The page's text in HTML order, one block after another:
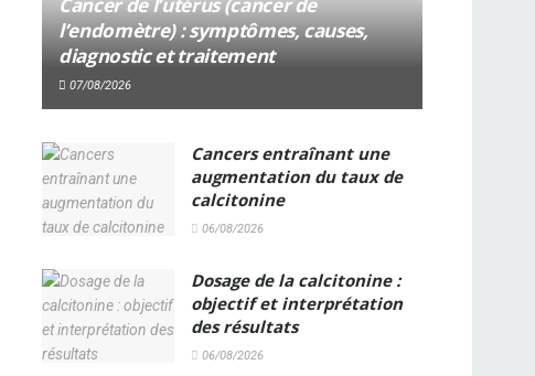
l’endomètre) : symptômes, causes,
diagnostic et traitement
07/08/2026
Cancers entraînant une
augmentation du taux de
calcitonine
06/08/2026
Dosage de la calcitonine :
objectif et interprétation
des résultats
06/08/2026